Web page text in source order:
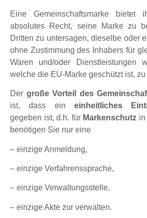
Eine Gemeinschaftsmarke bietet
absolutes Recht, seine Marke zu
Dritten zu untersagen, dieselbe oder
ohne Zustimmung des Inhabers für
Waren und/oder Dienstleistungen
welche die EU-Marke geschützt ist,
Der große Vorteil des
ist, dass ein einheitliches
gegeben ist, d.h. für Markenschutz
benötigen Sie nur eine
– einzige Anmeldung,
– einzige Verfahrenssprache,
– einzige Verwaltungsstelle,
– einzige Akte zur verwalten.